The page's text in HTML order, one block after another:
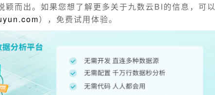
颖而出。如果您想了解更多关于九数云BI的信息，可以
），免费试用体验。